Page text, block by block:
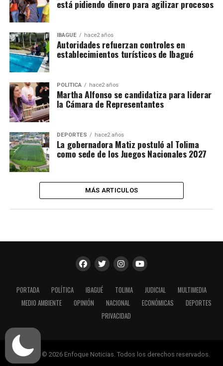
está pidiendo dinero para agilizar procesos
IBAGUÉ hace2 años
Autoridades refuerzan controles en
establecimientos turísticos de Ibagué
POLÍTICA hace2 años
Martha Alfonso se candidatiza para liderar
la Cámara de Representantes
DEPORTES hace2 años
La gobernadora Matiz postuló al Tolima
como sede de los Juegos Nacionales 2027
MÁS ARTICULOS
PORTADA POLÍTICA IBAGUÉ TOLIMA JUDICIAL
MULTIMEDIA
MEDIO AMBIENTE
OPINIÓN NACIONAL ECONÓMICAS
DEPORTES
PRIVACIDAD
Copyright © 2026 Enfoque Noticias. Todos los derechos reservados.